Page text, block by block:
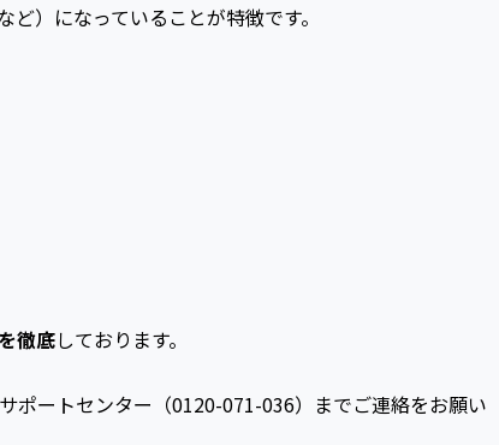
）になっていることが特徴です。
徹底しております。
ポートセンター（0120-071-036）までご連絡をお願い